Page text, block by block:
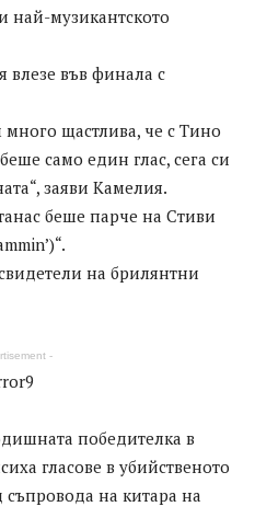
най-музикантското
влезе във финала с
щастлива, че с Тино
само един глас, сега си
заяви Камелия.
беше парче на Стиви
на брилянтни
-
победителка в
гласове в убийственото
съпровода на китара на